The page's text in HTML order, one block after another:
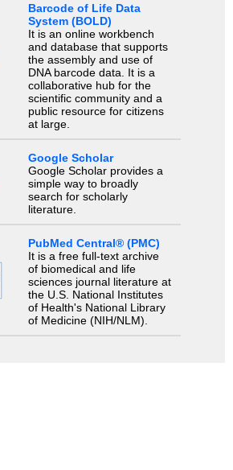
Barcode of Life Data
System (BOLD)
It is an online workbench
and database that supports
the assembly and use of
DNA barcode data. It is a
collaborative hub for the
scientific community and a
public resource for citizens
at large.
Google Scholar
Google Scholar provides a
simple way to broadly
search for scholarly
literature.
PubMed Central® (PMC)
It is a free full-text archive
of biomedical and life
sciences journal literature at
the U.S. National Institutes
of Health's National Library
of Medicine (NIH/NLM).